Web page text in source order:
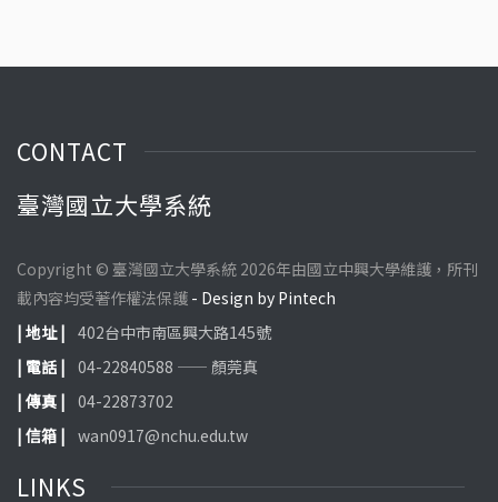
CONTACT
臺灣國立大學系統
Copyright © 臺灣國立大學系統 2026年由國立中興大學維護，所刊
載內容均受著作權法保護 - Design by Pintech
| 地址 | 402台中市南區興大路145號
| 電話 | 04-22840588 —— 顏莞真
| 傳真 | 04-22873702
| 信箱 | wan0917@nchu.edu.tw
LINKS